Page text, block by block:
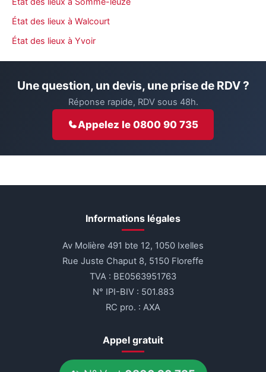
État des lieux à Walcourt
État des lieux à Yvoir
Une question, un devis, une prise de RDV ?
Réponse rapide, RDV sous 48h.
Appelez le 0800 90 735
Informations légales
Av Molière 491 bte 12, 1050 Ixelles
Rue Juste Chaput 8, 5150 Floreffe
TVA : BE0563951763
N° IPI-BIV : 501.883
RC pro. : AXA
Appel gratuit